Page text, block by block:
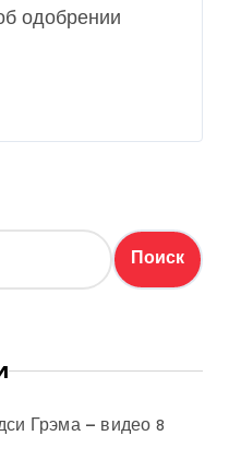
одобрении
Грэма — видео 8